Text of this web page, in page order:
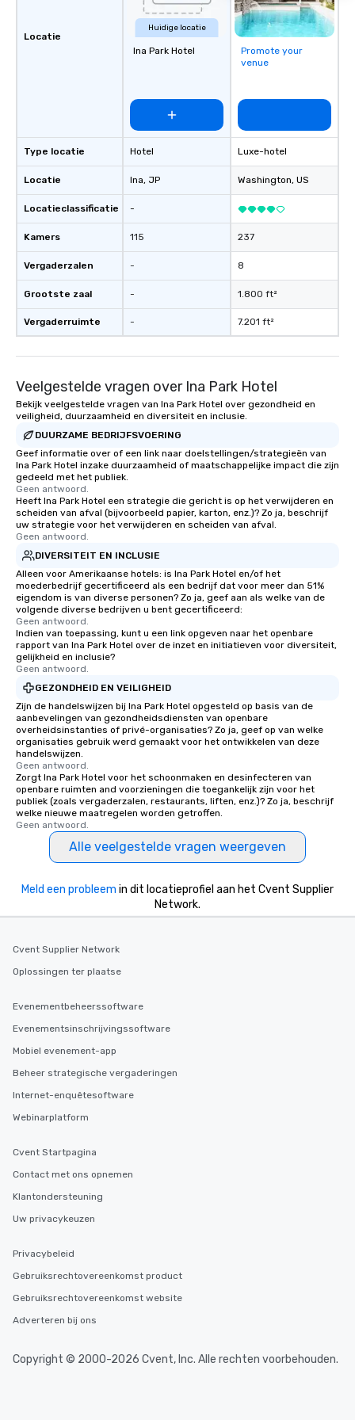
Locatie
Type locatie
Locatie
Locatieclassificatie
Kamers
Vergaderzalen
Grootste zaal
Vergaderruimte
Huidige locatie
Ina Park Hotel
Hotel
Ina, JP
-
115
-
-
-
Promote your
venue
Luxe-hotel
Washington, US
237
8
1.800 ft²
7.201 ft²
Veelgestelde vragen over Ina Park Hotel
Bekijk veelgestelde vragen van Ina Park Hotel over gezondheid en
veiligheid, duurzaamheid en diversiteit en inclusie.
DUURZAME BEDRIJFSVOERING
Geef informatie over of een link naar doelstellingen/strategieën van
Ina Park Hotel inzake duurzaamheid of maatschappelijke impact die zijn
gedeeld met het publiek.
Geen antwoord.
Heeft Ina Park Hotel een strategie die gericht is op het verwijderen en
scheiden van afval (bijvoorbeeld papier, karton, enz.)? Zo ja, beschrijf
uw strategie voor het verwijderen en scheiden van afval.
Geen antwoord.
DIVERSITEIT EN INCLUSIE
Alleen voor Amerikaanse hotels: is Ina Park Hotel en/of het
moederbedrijf gecertificeerd als een bedrijf dat voor meer dan 51%
eigendom is van diverse personen? Zo ja, geef aan als welke van de
volgende diverse bedrijven u bent gecertificeerd:
Geen antwoord.
Indien van toepassing, kunt u een link opgeven naar het openbare
rapport van Ina Park Hotel over de inzet en initiatieven voor diversiteit,
gelijkheid en inclusie?
Geen antwoord.
GEZONDHEID EN VEILIGHEID
Zijn de handelswijzen bij Ina Park Hotel opgesteld op basis van de
aanbevelingen van gezondheidsdiensten van openbare
overheidsinstanties of privé-organisaties? Zo ja, geef op van welke
organisaties gebruik werd gemaakt voor het ontwikkelen van deze
handelswijzen.
Geen antwoord.
Zorgt Ina Park Hotel voor het schoonmaken en desinfecteren van
openbare ruimten and voorzieningen die toegankelijk zijn voor het
publiek (zoals vergaderzalen, restaurants, liften, enz.)? Zo ja, beschrijf
welke nieuwe maatregelen worden getroffen.
Geen antwoord.
Alle veelgestelde vragen weergeven
Meld een probleem in dit locatieprofiel aan het Cvent Supplier
Network.
Cvent Supplier Network
Oplossingen ter plaatse
Evenementbeheerssoftware
Evenementsinschrijvingssoftware
Mobiel evenement-app
Beheer strategische vergaderingen
Internet-enquêtesoftware
Webinarplatform
Cvent Startpagina
Contact met ons opnemen
Klantondersteuning
Uw privacykeuzen
Privacybeleid
Gebruiksrechtovereenkomst product
Gebruiksrechtovereenkomst website
Adverteren bij ons
Copyright © 2000-2026 Cvent, Inc. Alle rechten voorbehouden.